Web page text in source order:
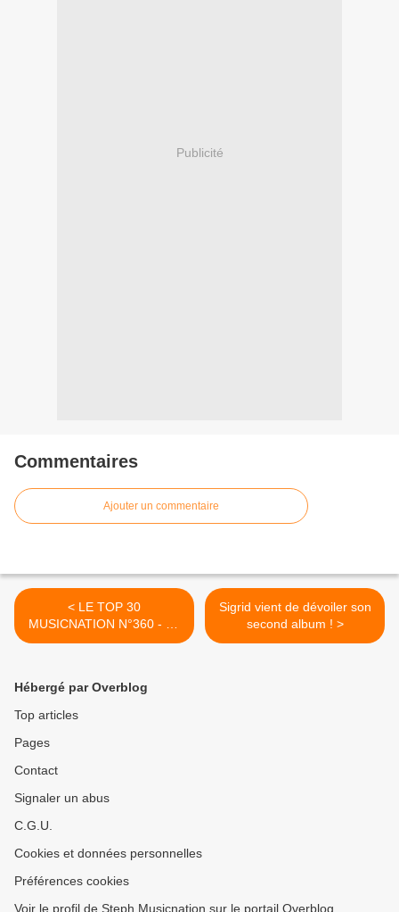
Publicité
Commentaires
Ajouter un commentaire
< LE TOP 30
MUSICNATION N°360 - 08
MAI 2022
Sigrid vient de dévoiler son
second album ! >
Hébergé par Overblog
Top articles
Pages
Contact
Signaler un abus
C.G.U.
Cookies et données personnelles
Préférences cookies
Voir le profil de Steph Musicnation sur le portail Overblog